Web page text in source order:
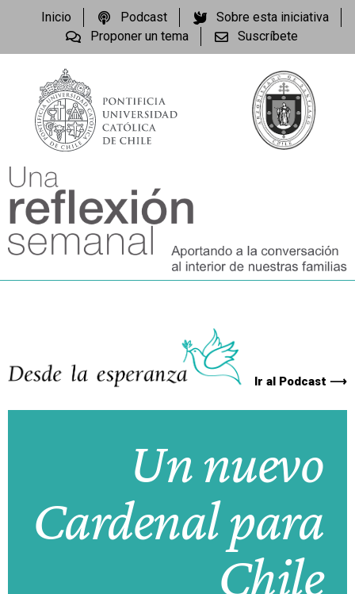
Inicio Podcast
Sobre esta iniciativa
Proponer un tema
Suscríbete
Ir al Podcast ⟶
Un nuevo
Cardenal para
Chile